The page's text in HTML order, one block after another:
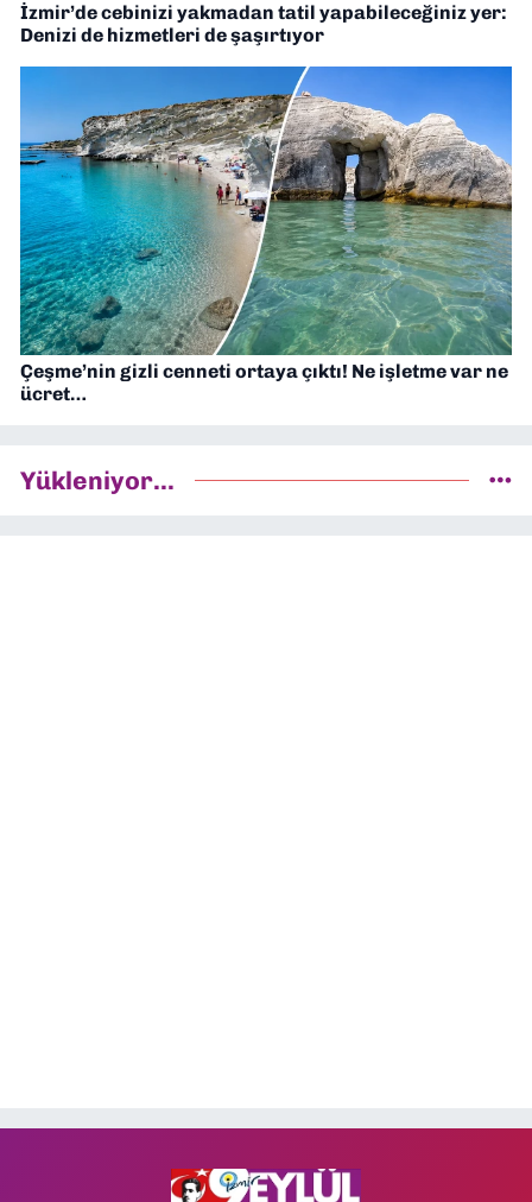
İzmir’de cebinizi yakmadan tatil yapabileceğiniz yer:
Denizi de hizmetleri de şaşırtıyor
Çeşme’nin gizli cenneti ortaya çıktı! Ne işletme var ne
ücret…
Yükleniyor...